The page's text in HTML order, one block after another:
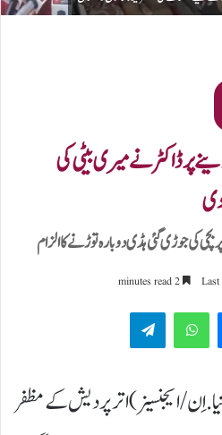
پر ڈاکٹر نے میری بیٹی کی
بچی کی جوڑی گئی ہڈی دوبارہ توڑنے کا الزام
WhatsApp
ایجنسیز) اتر پردیش کے مظفر